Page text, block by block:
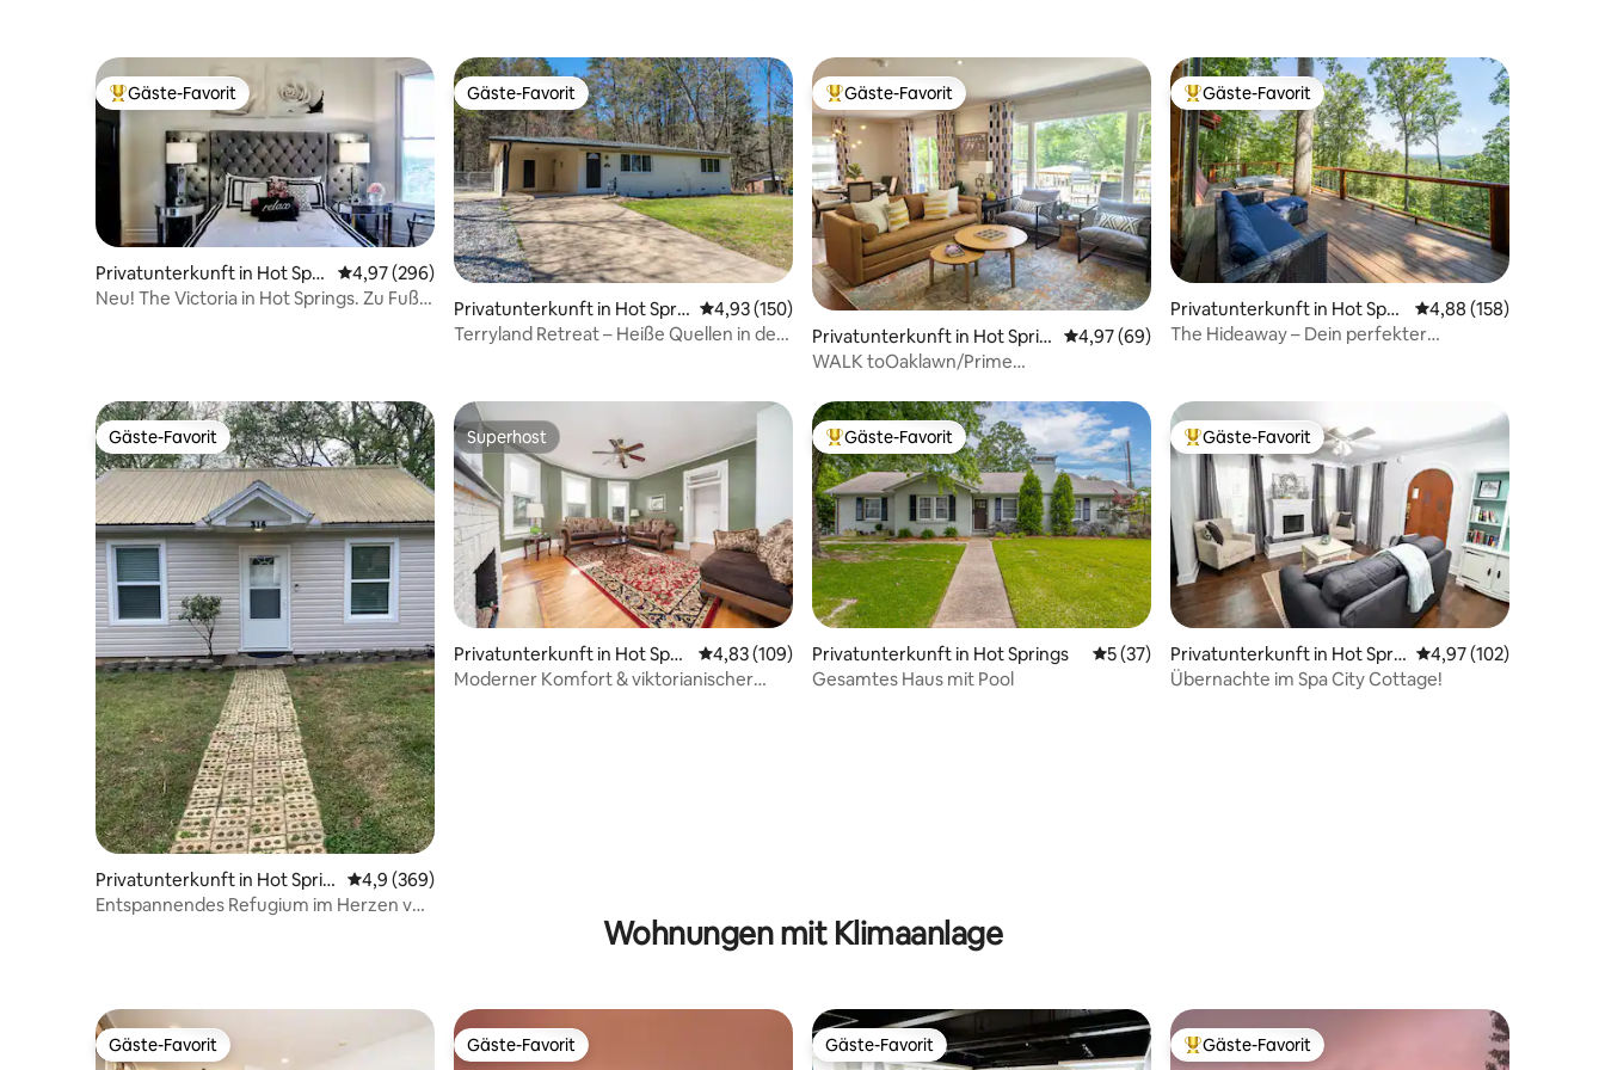
Beliebter Gäste-Favorit.
Gäste-Favorit
Privatunterkunft in Hot Spri
ngs
Durchschnittliche Bewertung: 4,97 von 5, 296 Bewertungen
4,97 (296)
Neu! The Victoria in Hot Springs. Zu Fuß
Gäste-Favorit
Gäste-Favorit
Privatunterkunft in Hot Spri
ngs
Durchschnittliche Bewertung: 4,93 von 5, 150 Bewertungen
4,93 (150)
Terryland Retreat – Heiße Quellen in der
Beliebter Gäste-Favorit.
Gäste-Favorit
Privatunterkunft in Hot Sprin
gs
Durchschnittliche Bewertung: 4,97 von 5, 69 Bewertungen
4,97 (69)
WALK toOaklawn/Prime
Beliebter Gäste-Favorit.
Gäste-Favorit
Privatunterkunft in Hot Spri
ngs
Durchschnittliche
4,88 (158)
The Hideaway – Dein perfekter
Gäste-Favorit
Gäste-Favorit
Privatunterkunft in Hot Sprin
gs
Durchschnittliche Bewertung: 4,9 von 5, 369 Bewertungen
4,9 (369)
Entspannendes Refugium im Herzen von
Superhost
Superhost
Privatunterkunft in Hot Spri
ngs
Durchschnittliche Bewertung: 4,83 von 5, 109 Bewertungen
4,83 (109)
Moderner Komfort & viktorianischer
Beliebter Gäste-Favorit.
Gäste-Favorit
Privatunterkunft in Hot Springs Durchschnittliche Bewertung: 5 von 5, 37 Bewertungen
5 (37)
Gesamtes Haus mit Pool
Beliebter Gäste-Favorit.
Gäste-Favorit
Privatunterkunft in Hot Spri
ngs
Durchschnittliche
4,97 (102)
Übernachte im Spa City Cottage!
Wohnungen mit Klimaanlage
Gäste-Favorit
Gäste-Favorit Gäste-Favorit
Gäste-Favorit Gäste-Favorit
Gäste-Favorit Beliebter Gäste-Favorit.
Gäste-Favorit